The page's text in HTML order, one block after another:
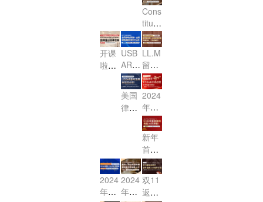
de联
邦法
单选
题 公
开课
邀您
参
加！
全解
析
启
动！
AR报
名通
道已
开
第一
讲公
开
定，
线上
远程
考试
可以
持续
多
e民
诉
法：
第一
讲
（公
开
课）
Cons
titutio
nal L
aw宪
法：
第一
讲
（公
开
课）
开课
啦：
nal L
aw
（美
国宪
USB
AR·
美国
律考
公开
课
啦！
LL.M
留学
全攻
略：
从选
校到
毕业
及考
BA
R，
一站
式解
答！
美国
律考
袭，
如何
抓住
为数
2024
年龙
年开
工首
播：
龙腾
律
界，
首战
新年
首
战，
2024
年2
月US
2024
年法
2024
年不
双11
返场